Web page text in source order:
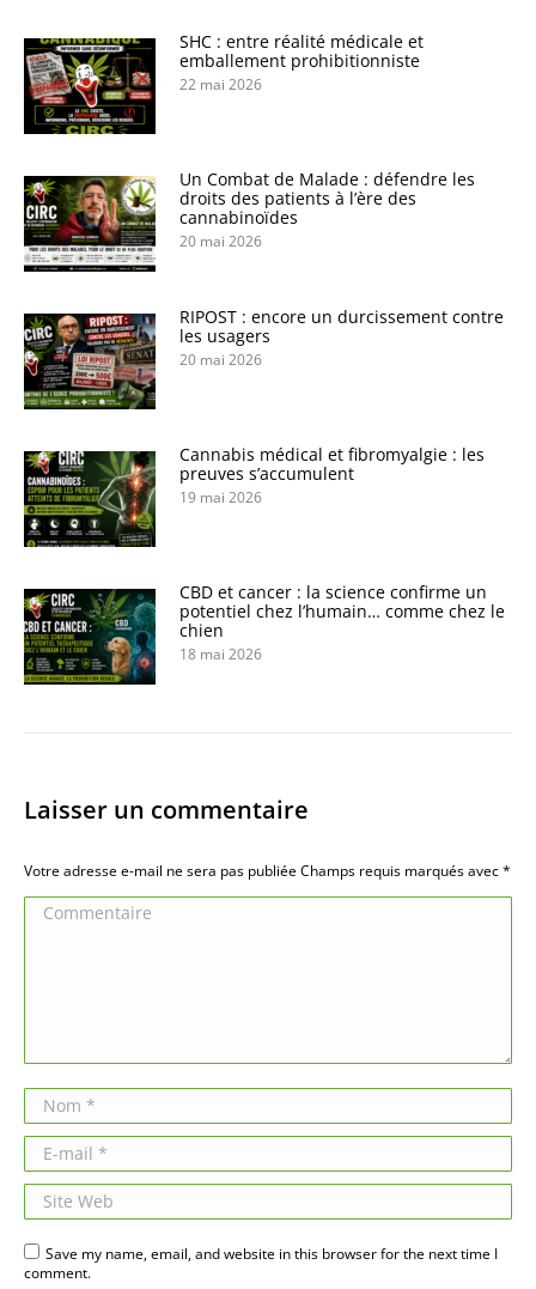
SHC : entre réalité médicale et
emballement prohibitionniste
22 mai 2026
Un Combat de Malade : défendre les
droits des patients à l’ère des
cannabinoïdes
20 mai 2026
RIPOST : encore un durcissement contre
les usagers
20 mai 2026
Cannabis médical et fibromyalgie : les
preuves s’accumulent
19 mai 2026
CBD et cancer : la science confirme un
potentiel chez l’humain… comme chez le
chien
18 mai 2026
Laisser un commentaire
Votre adresse e-mail ne sera pas publiée Champs requis marqués avec*
Commentaire
Nom *
E-mail *
Site Web
Save my name, email, and website in this browser for the next time I
comment.